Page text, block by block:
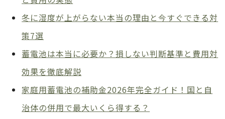
冬に湿度が上がらない本当の理由と今すぐできる対
策7選
蓄電池は本当に必要か？損しない判断基準と費用対
効果を徹底解説
家庭用蓄電池の補助金2026年完全ガイド！国と自
治体の併用で最大いくら得する？